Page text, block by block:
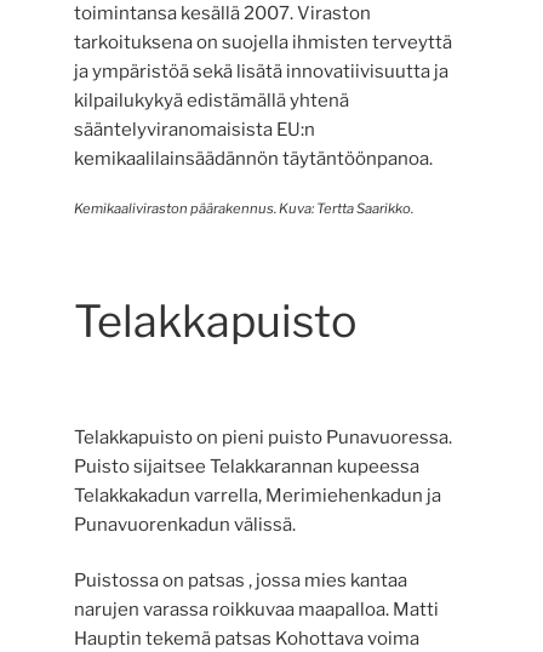
toimintansa kesällä 2007. Viraston
tarkoituksena on suojella ihmisten terveyttä
ja ympäristöä sekä lisätä innovatiivisuutta ja
kilpailukykyä edistämällä yhtenä
sääntelyviranomaisista EU:n
kemikaalilainsäädännön täytäntöönpanoa.
Kemikaaliviraston päärakennus. Kuva: Tertta Saarikko.
Telakkapuisto
Telakkapuisto on pieni puisto Punavuoressa.
Puisto sijaitsee Telakkarannan kupeessa
Telakkakadun varrella, Merimiehenkadun ja
Punavuorenkadun välissä.
Puistossa on patsas , jossa mies kantaa
narujen varassa roikkuvaa maapalloa. Matti
Hauptin tekemä patsas Kohottava voima